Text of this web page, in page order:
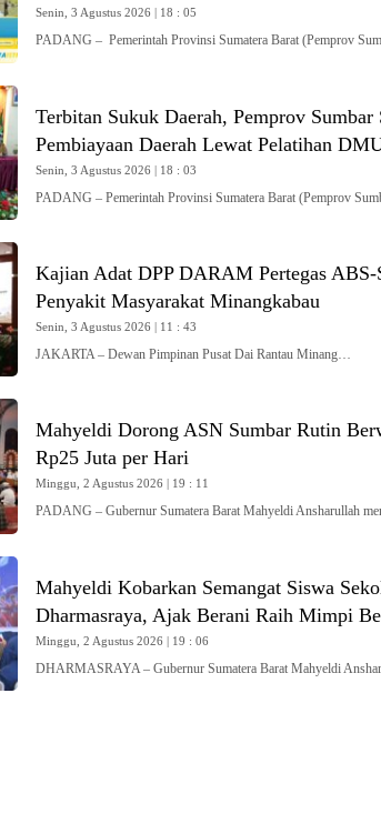
Senin, 3 Agustus 2026 | 18 : 05
PADANG – Pemerintah Provinsi Sumatera Barat (Pemprov
Terbitan Sukuk Daerah, Pemprov
Pembiayaan Daerah Lewat Pelatihan
Senin, 3 Agustus 2026 | 18 : 03
PADANG – Pemerintah Provinsi Sumatera Barat (Pemprov
Kajian Adat DPP DARAM Pertegas
Penyakit Masyarakat Minangkabau
Senin, 3 Agustus 2026 | 11 : 43
JAKARTA – Dewan Pimpinan Pusat Dai Rantau Minang…
Mahyeldi Dorong ASN Sumbar Rutin
Rp25 Juta per Hari
Minggu, 2 Agustus 2026 | 19 : 11
PADANG – Gubernur Sumatera Barat Mahyeldi Ansharullah
Mahyeldi Kobarkan Semangat Siswa
Dharmasraya, Ajak Berani Raih Mimpi
Minggu, 2 Agustus 2026 | 19 : 06
DHARMASRAYA – Gubernur Sumatera Barat Mahyeldi